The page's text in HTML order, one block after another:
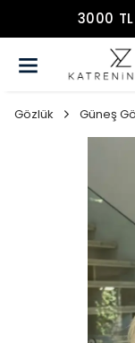
3000 TL
Gözlük Güneş